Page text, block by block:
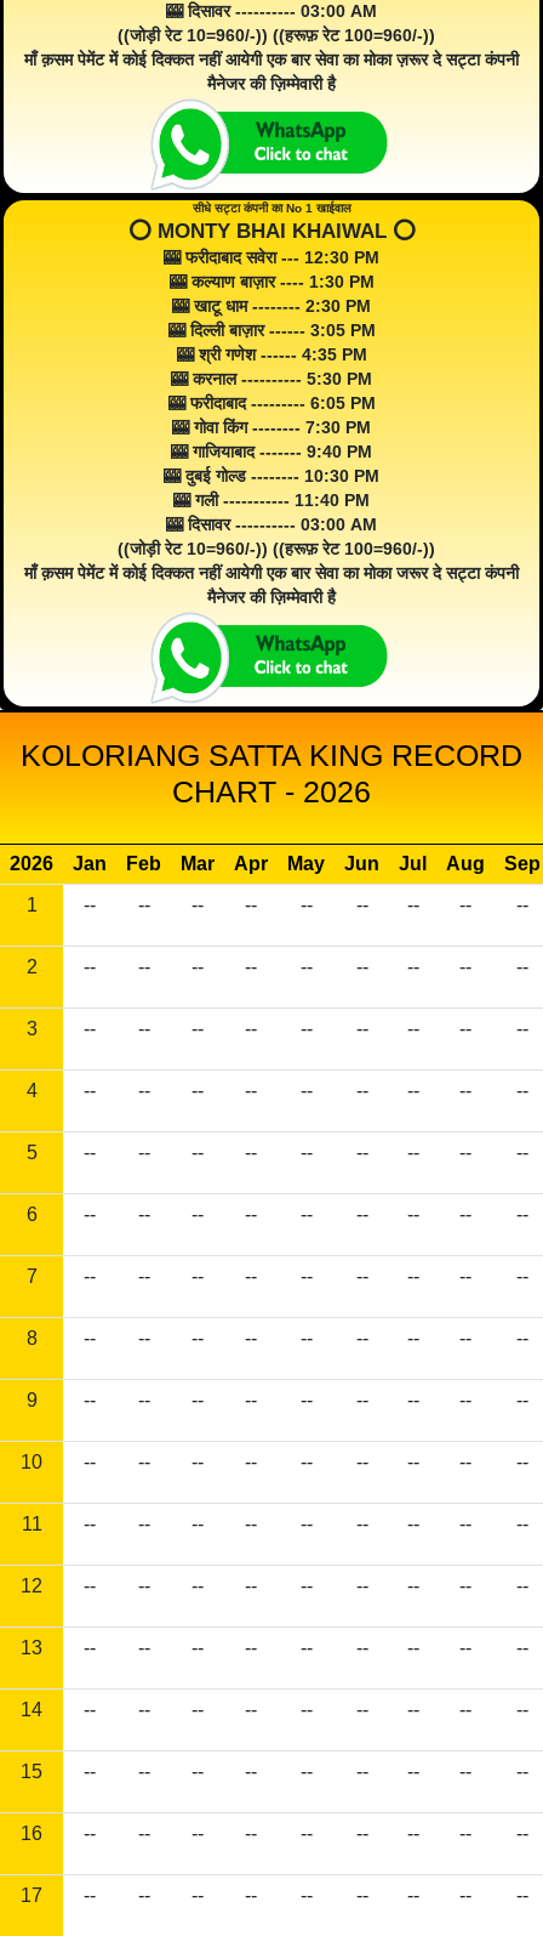
🎰 दिसावर ---------- 03:00 AM
((जोड़ी रेट 10=960/-)) ((हरूफ़ रेट 100=960/-))
माँ क़सम पेमेंट में कोई दिक्कत नहीं आयेगी एक बार सेवा का मोका ज़रूर दे सट्टा कंपनी
मैनेजर की ज़िम्मेवारी है
सीधे सट्टा कंपनी का No 1 खाईवाल
⭕️ MONTY BHAI KHAIWAL ⭕️
🎰 फरीदाबाद सवेरा --- 12:30 PM
🎰 कल्याण बाज़ार ---- 1:30 PM
🎰 खाटू धाम -------- 2:30 PM
🎰 दिल्ली बाज़ार ------ 3:05 PM
🎰 श्री गणेश ------ 4:35 PM
🎰 करनाल ---------- 5:30 PM
🎰 फरीदाबाद --------- 6:05 PM
🎰 गोवा किंग -------- 7:30 PM
🎰 गाजियाबाद ------- 9:40 PM
🎰 दुबई गोल्ड -------- 10:30 PM
🎰 गली ----------- 11:40 PM
🎰 दिसावर ---------- 03:00 AM
((जोड़ी रेट 10=960/-)) ((हरूफ़ रेट 100=960/-))
माँ क़सम पेमेंट में कोई दिक्कत नहीं आयेगी एक बार सेवा का मोका जरूर दे सट्टा कंपनी
मैनेजर की ज़िम्मेवारी है
KOLORIANG SATTA KING RECORD
CHART - 2026
2026 Jan Feb Mar Apr May Jun Jul Aug
Sep
1
-- -- -- -- -- -- -- -- --
2 -- -- -- -- -- -- -- -- --
3 -- -- -- -- -- -- -- -- --
4 -- -- -- -- -- -- -- -- --
5 -- -- -- -- -- -- -- -- --
6 -- -- -- -- -- -- -- -- --
7 -- -- -- -- -- -- -- -- --
8 -- -- -- -- -- -- -- -- --
9 -- -- -- -- -- -- -- -- --
10 -- -- -- -- -- -- -- -- --
11 -- -- -- -- -- -- -- -- --
12 -- -- -- -- -- -- -- -- --
13 -- -- -- -- -- -- -- -- --
14 -- -- -- -- -- -- -- -- --
15 -- -- -- -- -- -- -- -- --
16 -- -- -- -- -- -- -- -- --
17 -- -- -- -- -- -- -- -- --